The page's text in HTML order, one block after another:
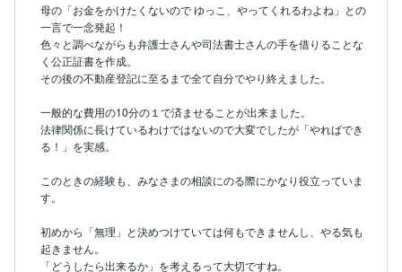
母の「お金をかけたくないので ゆっこ、やってくれるわよね」との
一言で一念発起！
色々と調べながらも弁護士さんや司法書士さんの手を借りることな
く公正証書を作成。
その後の不動産登記に至るまで全て自分でやり終えました。
一般的な費用の10分の１で済ませることが出来ました。
法律関係に長けているわけではないので大変でしたが「やればでき
る！」を実感。
このときの経験も、みなさまの相談にのる際にかなり役立っていま
す。
初めから「無理」と決めつけていては何もできませんし、やる気も
起きません。
「どうしたら出来るか」を考えるって大切ですね。